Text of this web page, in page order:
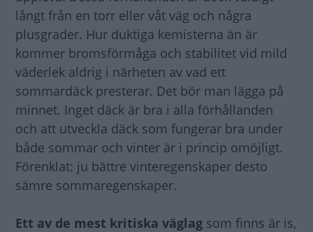
långt från en torr eller våt väg och några
plusgrader. Hur duktiga kemisterna än är
kommer bromsförmåga och stabilitet vid mild
väderlek aldrig i närheten av vad ett
sommardäck presterar. Det bör man lägga på
minnet. Inget däck är bra i alla förhållanden
och att utveckla däck som fungerar bra under
både sommar och vinter är i princip omöjligt.
Förenklat: ju bättre vinteregenskaper desto
sämre sommaregenskaper.
Ett av de mest kritiska väglag som finns är is,